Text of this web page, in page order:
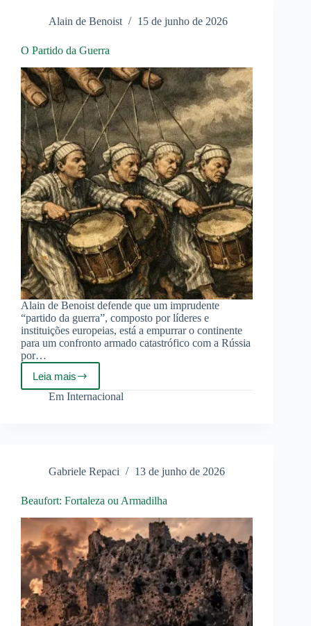
Alain de Benoist 15 de junho de 2026
O Partido da Guerra
Alain de Benoist defende que um imprudente
“partido da guerra”, composto por líderes e
instituições europeias, está a empurrar o continente
para um confronto armado catastrófico com a Rússia
por…
Leia mais
O
Partido
Em Internacional
Gabriele Repaci 13 de junho de 2026
Beaufort: Fortaleza ou Armadilha